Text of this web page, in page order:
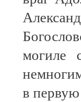
могиле
в